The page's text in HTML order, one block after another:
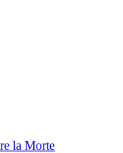
la Morte